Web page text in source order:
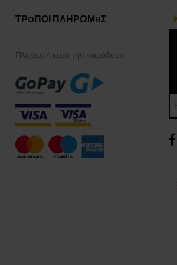
ΤΡOΠΟΙ ΠΛΗΡΩΜHΣ
Πληρωμή κατά την παράδοση